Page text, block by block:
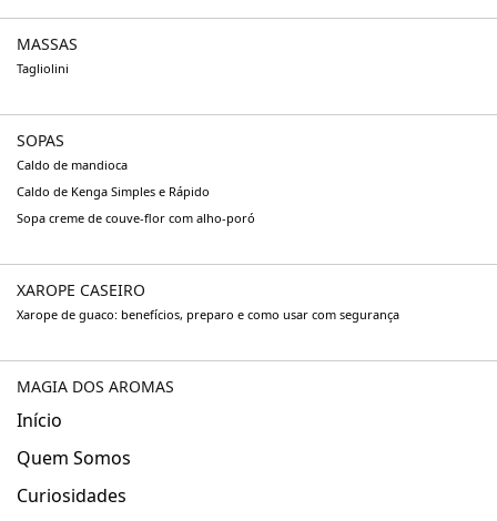
MASSAS
Tagliolini
SOPAS
Caldo de mandioca
Caldo de Kenga Simples e Rápido
Sopa creme de couve-flor com alho-poró
XAROPE CASEIRO
Xarope de guaco: benefícios, preparo e como usar com segurança
MAGIA DOS AROMAS
Início
Quem Somos
Curiosidades